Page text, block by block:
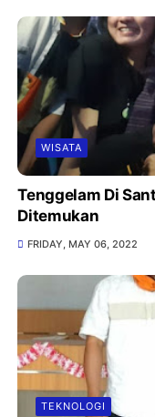
WISATA
Tenggelam Di Santolo
Ditemukan
FRIDAY, MAY 06, 2022
TEKNOLOGI